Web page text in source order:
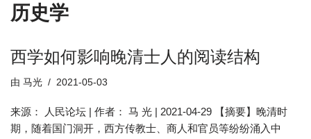
历史学
西学如何影响晚清士人的阅读结构
由 马光 2021-05-03
来源： 人民论坛 | 作者： 马 光 | 2021-04-29 【摘要】晚清时
期，随着国门洞开，西方传教士、商人和官员等纷纷涌入中